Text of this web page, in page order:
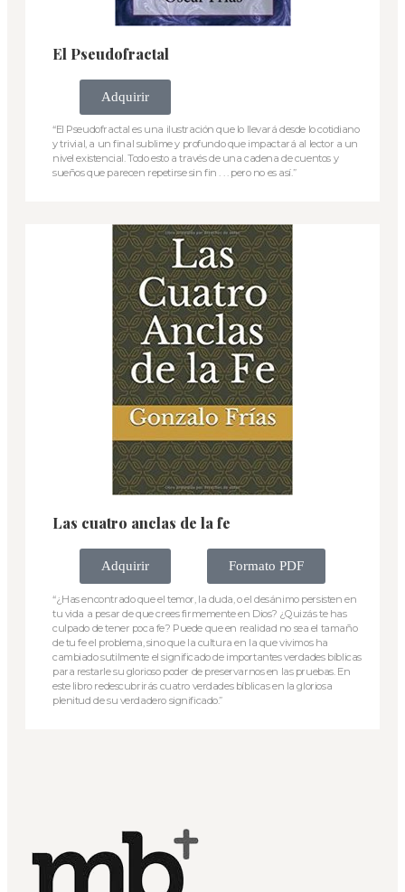
El Pseudofractal
Adquirir
“El Pseudofractal es una ilustración que lo llevará desde lo cotidiano
y trivial, a un final sublime y profundo que impactará al lector a un
nivel existencial. Todo esto a través de una cadena de cuentos y
sueños que parecen repetirse sin fin . . . pero no es así.”
Las cuatro anclas de la fe
Adquirir Formato PDF
“¿Has encontrado que el temor, la duda, o el desánimo persisten en
tu vida a pesar de que crees firmemente en Dios? ¿Quizás te has
culpado de tener poca fe? Puede que en realidad no sea el tamaño
de tu fe el problema, sino que la cultura en la que vivimos ha
cambiado sutilmente el significado de importantes verdades bíblicas
para restarle su glorioso poder de preservarnos en las pruebas. En
este libro redescubrirás cuatro verdades bíblicas en la gloriosa
plenitud de su verdadero significado.”